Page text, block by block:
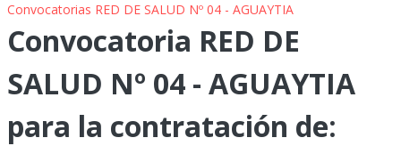
Convocatorias RED DE SALUD Nº 04 - AGUAYTIA
Convocatoria RED DE
SALUD Nº 04 - AGUAYTIA
para la contratación de: